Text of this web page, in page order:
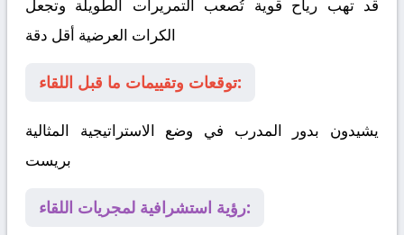
قد تهب رياح قوية تُصعب التمريرات الطويلة وتجعل
الكرات العرضية أقل دقة
توقعات وتقييمات ما قبل اللقاء:
يشيدون بدور المدرب في وضع الاستراتيجية المثالية
بريست
رؤية استشرافية لمجريات اللقاء: